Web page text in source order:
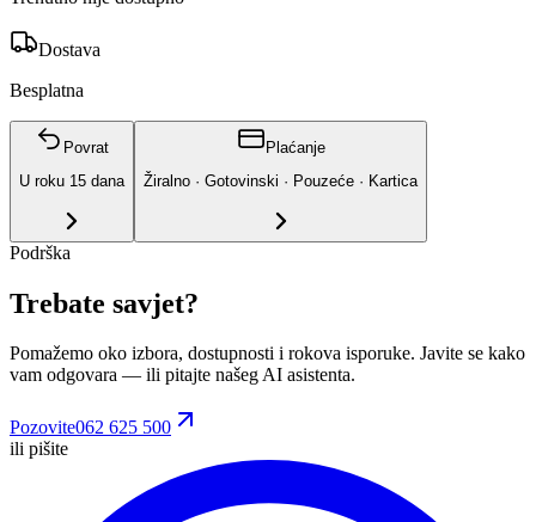
Dostava
Besplatna
Povrat
U roku 15 dana
Plaćanje
Žiralno · Gotovinski · Pouzeće · Kartica
Podrška
Trebate savjet?
Pomažemo oko izbora, dostupnosti i rokova isporuke. Javite se kako
vam odgovara — ili pitajte našeg AI asistenta.
Pozovite062 625 500
ili pišite